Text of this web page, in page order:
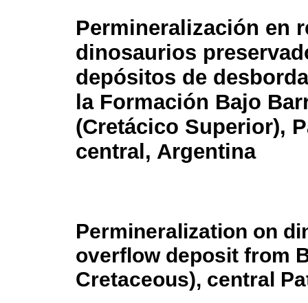
Permineralización en
dinosaurios
depósitos de
la Formación Bajo
(Cretácico Superior),
central, Argentina
Permineralization on
overflow deposit from
Cretaceous), central